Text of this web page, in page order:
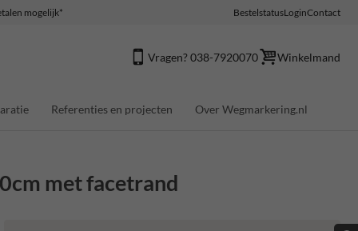
mogelijk* BestelstatusLoginContact
Vragen? 038-7920070 Winkelmand
Referenties en projecten Over Wegmarkering.nl
met facetrand